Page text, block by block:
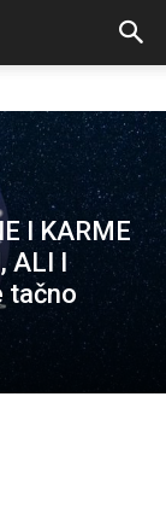
I KARME
ALI I
tačno